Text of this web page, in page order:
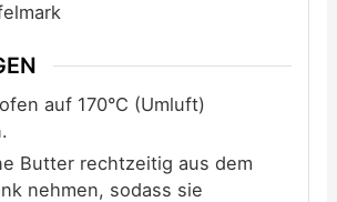
auf 170°C (Umluft)
Butter rechtzeitig aus dem
nehmen, sodass sie